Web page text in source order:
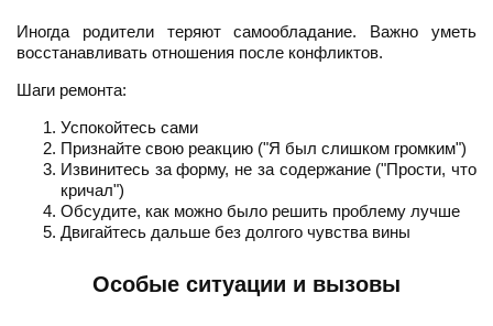
Иногда родители теряют самообладание. Важно уметь
восстанавливать отношения после конфликтов.
Шаги ремонта:
Успокойтесь сами
Признайте свою реакцию ("Я был слишком громким")
Извинитесь за форму, не за содержание ("Прости, что
кричал")
Обсудите, как можно было решить проблему лучше
Двигайтесь дальше без долгого чувства вины
Особые ситуации и вызовы